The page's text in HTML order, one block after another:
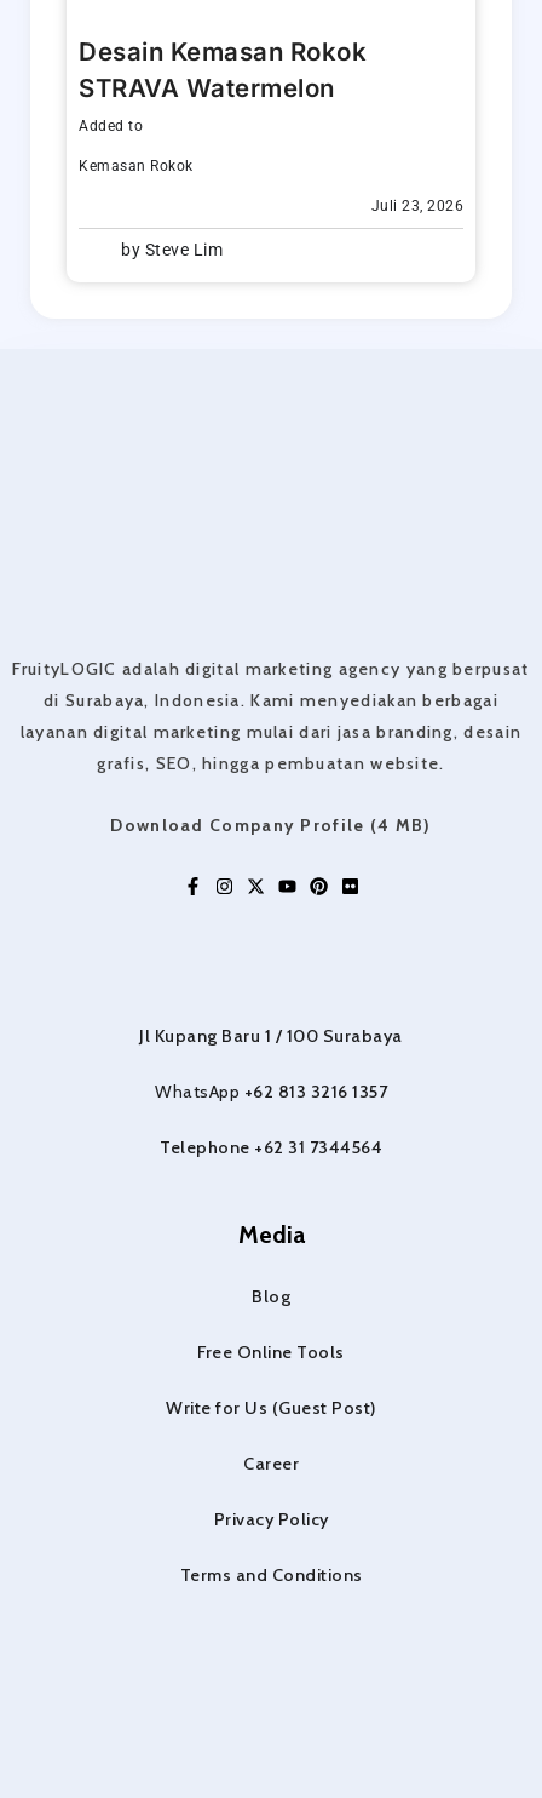
Desain Kemasan Rokok
STRAVA Watermelon
Added to
Kemasan Rokok
Juli 23, 2026
by Steve Lim
FruityLOGIC adalah digital marketing agency yang berpusat
di Surabaya, Indonesia. Kami menyediakan berbagai
layanan digital marketing mulai dari jasa branding, desain
grafis, SEO, hingga pembuatan website.
Download Company Profile (4 MB)
Jl Kupang Baru 1 / 100 Surabaya
WhatsApp +62 813 3216 1357
Telephone +62 31 7344564
Media
Blog
Free Online Tools
Write for Us (Guest Post)
Career
Privacy Policy
Terms and Conditions